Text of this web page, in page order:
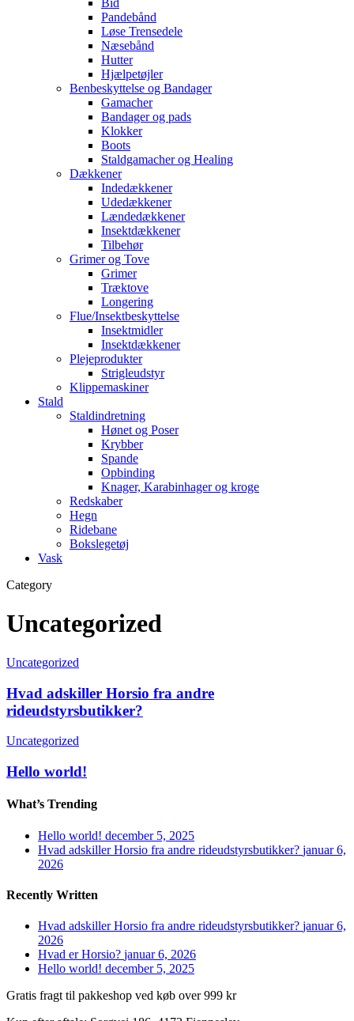
Bid
Pandebånd
Løse Trensedele
Næsebånd
Hutter
Hjælpetøjler
Benbeskyttelse og Bandager
Gamacher
Bandager og pads
Klokker
Boots
Staldgamacher og Healing
Dækkener
Indedækkener
Udedækkener
Lændedækkener
Insektdækkener
Tilbehør
Grimer og Tove
Grimer
Træktove
Longering
Flue/Insektbeskyttelse
Insektmidler
Insektdækkener
Plejeprodukter
Strigleudstyr
Klippemaskiner
Stald
Staldindretning
Hønet og Poser
Krybber
Spande
Opbinding
Knager, Karabinhager og kroge
Redskaber
Hegn
Ridebane
Bokslegetøj
Vask
Category
Uncategorized
Hvad
Horsio
fra
andre
Uncategorized
Hvad adskiller Horsio fra andre
rideudstyrsbutikker?
Hello
Uncategorized
Hello world!
What’s Trending
Hello world! december 5, 2025
Hvad adskiller Horsio fra andre rideudstyrsbutikker? januar 6,
2026
Recently Written
Hvad adskiller Horsio fra andre rideudstyrsbutikker? januar 6,
2026
Hvad er Horsio? januar 6, 2026
Hello world! december 5, 2025
Gratis fragt til pakkeshop ved køb over 999 kr